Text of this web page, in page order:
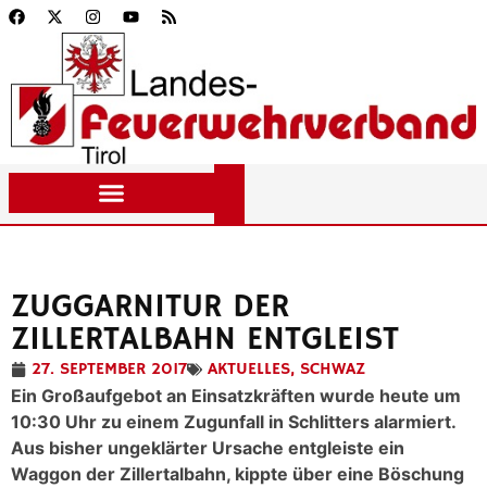
ZUGGARNITUR DER
ZILLERTALBAHN ENTGLEIST
27. SEPTEMBER 2017 AKTUELLES, SCHWAZ
Ein Großaufgebot an Einsatzkräften wurde heute um
10:30 Uhr zu einem Zugunfall in Schlitters alarmiert.
Aus bisher ungeklärter Ursache entgleiste ein
Waggon der Zillertalbahn, kippte über eine Böschung